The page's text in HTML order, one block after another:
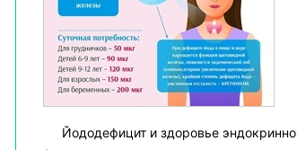
Йододефицит и здоровье